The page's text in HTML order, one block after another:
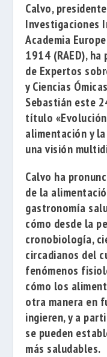
Calvo,
Investigaciones
Academia
1914 (RAED),
de Expertos
y Ciencias Ómicas
Sebastián este
título
alimentación y
una visión
Calvo ha
de la
gastronomía
cómo desde la
cronobiología,
circadianos del
fenómenos
cómo los
otra manera en
ingieren, y a
se pueden
más saludables.